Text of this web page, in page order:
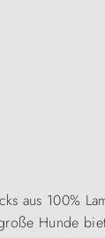
aus 100%
Hunde